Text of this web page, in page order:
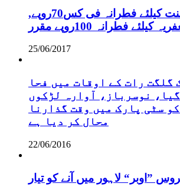
,گلگت،اہلسنت کیلئے فطرانہ فی کس70روپے
فطرانہ 100روپے مقرر
25/06/2017
گلگت رات کے اوقات میں فحا
نوسرباز، آوارہ لڑکوں
سٹی پارک میں وقت گذارنا
محال کر دیا ہے
22/06/2016
”اوبر“ لاہور میں آنے کو تیار